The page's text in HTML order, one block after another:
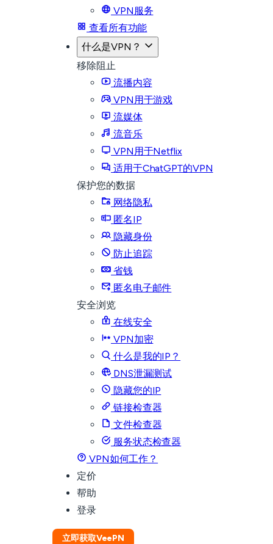
VPN服务
查看所有功能
什么是VPN？
移除阻止
流播内容
VPN用于游戏
流媒体
流音乐
VPN用于Netflix
适用于ChatGPT的VPN
保护您的数据
网络隐私
匿名IP
隐藏身份
防止追踪
省钱
匿名电子邮件
安全浏览
在线安全
VPN加密
什么是我的IP？
DNS泄漏测试
隐藏您的IP
链接检查器
文件检查器
服务状态检查器
VPN如何工作？
定价
帮助
登录
立即获取VeePN